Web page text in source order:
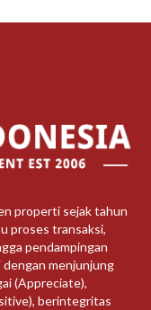
properti sejak tahun
proses transaksi,
pendampingan
dengan menjunjung
(Appreciate),
berintegritas